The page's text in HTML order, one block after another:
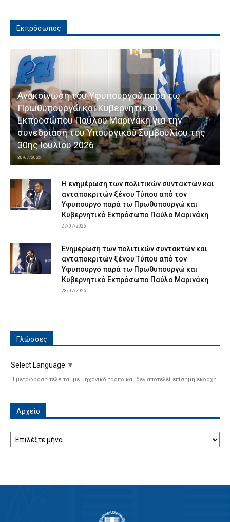
Εκπρόσωπος
Ανακοίνωση του Υφυπουργού παρά τω
Πρωθυπουργώ και Κυβερνητικού
Εκπροσώπου Παύλου Μαρινάκη για την
συνεδρίαση του Υπουργικού Συμβουλίου της
30ης Ιουλίου 2026
30/07/2026
Η ενημέρωση των πολιτικών συντακτών και
ανταποκριτών ξένου Τύπου από τον
Υφυπουργό παρά τω Πρωθυπουργώ και
Κυβερνητικό Εκπρόσωπο Παύλο Μαρινάκη
27/07/2026
Ενημέρωση των πολιτικών συντακτών και
ανταποκριτών ξένου Τύπου από τον
Υφυπουργό παρά τω Πρωθυπουργώ και
Κυβερνητικό Εκπρόσωπο Παύλο Μαρινάκη
23/07/2026
Γλώσσες
Select Language ▼
Η μετάφραση τελείται με μηχανικό τρόπο και δεν αποτελεί επίσημη εκδοχή.
Αρχείο
Αρχείο